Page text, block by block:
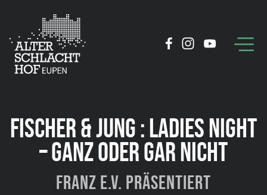
FISCHER & JUNG : LADIES NIGHT
– GANZ ODER GAR NICHT
Franz e.V. präsentiert